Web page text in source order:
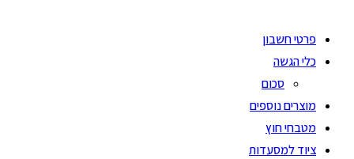
פרטי חשבון
כלי הגשה
סכום
מוצרים נוספים
מטבחי חוץ
ציוד למסעדות